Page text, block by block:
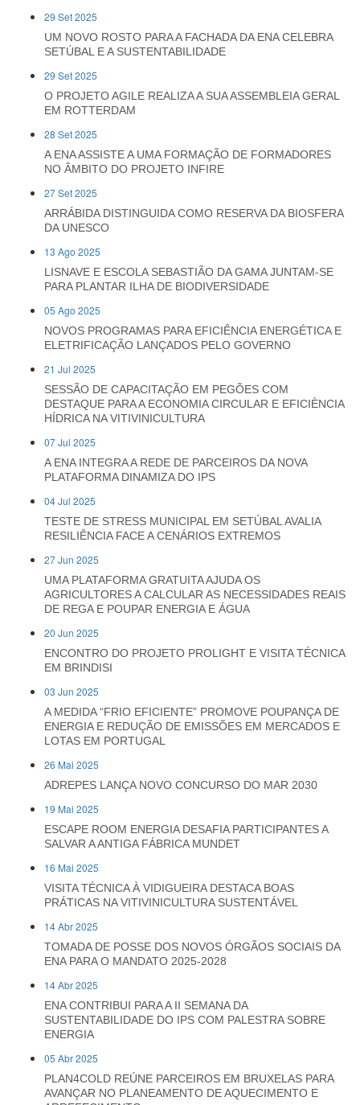
29 Set 2025
UM NOVO ROSTO PARA A FACHADA DA ENA CELEBRA
SETÚBAL E A SUSTENTABILIDADE
29 Set 2025
O PROJETO AGILE REALIZA A SUA ASSEMBLEIA GERAL
EM ROTTERDAM
28 Set 2025
A ENA ASSISTE A UMA FORMAÇÃO DE FORMADORES
NO ÂMBITO DO PROJETO INFIRE
27 Set 2025
ARRÁBIDA DISTINGUIDA COMO RESERVA DA BIOSFERA
DA UNESCO
13 Ago 2025
LISNAVE E ESCOLA SEBASTIÃO DA GAMA JUNTAM-SE
PARA PLANTAR ILHA DE BIODIVERSIDADE
05 Ago 2025
NOVOS PROGRAMAS PARA EFICIÊNCIA ENERGÉTICA E
ELETRIFICAÇÃO LANÇADOS PELO GOVERNO
21 Jul 2025
SESSÃO DE CAPACITAÇÃO EM PEGÕES COM
DESTAQUE PARA A ECONOMIA CIRCULAR E EFICIÈNCIA
HÍDRICA NA VITIVINICULTURA
07 Jul 2025
A ENA INTEGRA A REDE DE PARCEIROS DA NOVA
PLATAFORMA DINAMIZA DO IPS
04 Jul 2025
TESTE DE STRESS MUNICIPAL EM SETÚBAL AVALIA
RESILIÊNCIA FACE A CENÁRIOS EXTREMOS
27 Jun 2025
UMA PLATAFORMA GRATUITA AJUDA OS
AGRICULTORES A CALCULAR AS NECESSIDADES REAIS
DE REGA E POUPAR ENERGIA E ÁGUA
20 Jun 2025
ENCONTRO DO PROJETO PROLIGHT E VISITA TÉCNICA
EM BRINDISI
03 Jun 2025
A MEDIDA “FRIO EFICIENTE” PROMOVE POUPANÇA DE
ENERGIA E REDUÇÃO DE EMISSÕES EM MERCADOS E
LOTAS EM PORTUGAL
26 Mai 2025
ADREPES LANÇA NOVO CONCURSO DO MAR 2030
19 Mai 2025
ESCAPE ROOM ENERGIA DESAFIA PARTICIPANTES A
SALVAR A ANTIGA FÁBRICA MUNDET
16 Mai 2025
VISITA TÉCNICA À VIDIGUEIRA DESTACA BOAS
PRÁTICAS NA VITIVINICULTURA SUSTENTÁVEL
14 Abr 2025
TOMADA DE POSSE DOS NOVOS ÓRGÃOS SOCIAIS DA
ENA PARA O MANDATO 2025-2028
14 Abr 2025
ENA CONTRIBUI PARA A II SEMANA DA
SUSTENTABILIDADE DO IPS COM PALESTRA SOBRE
ENERGIA
05 Abr 2025
PLAN4COLD REÚNE PARCEIROS EM BRUXELAS PARA
AVANÇAR NO PLANEAMENTO DE AQUECIMENTO E